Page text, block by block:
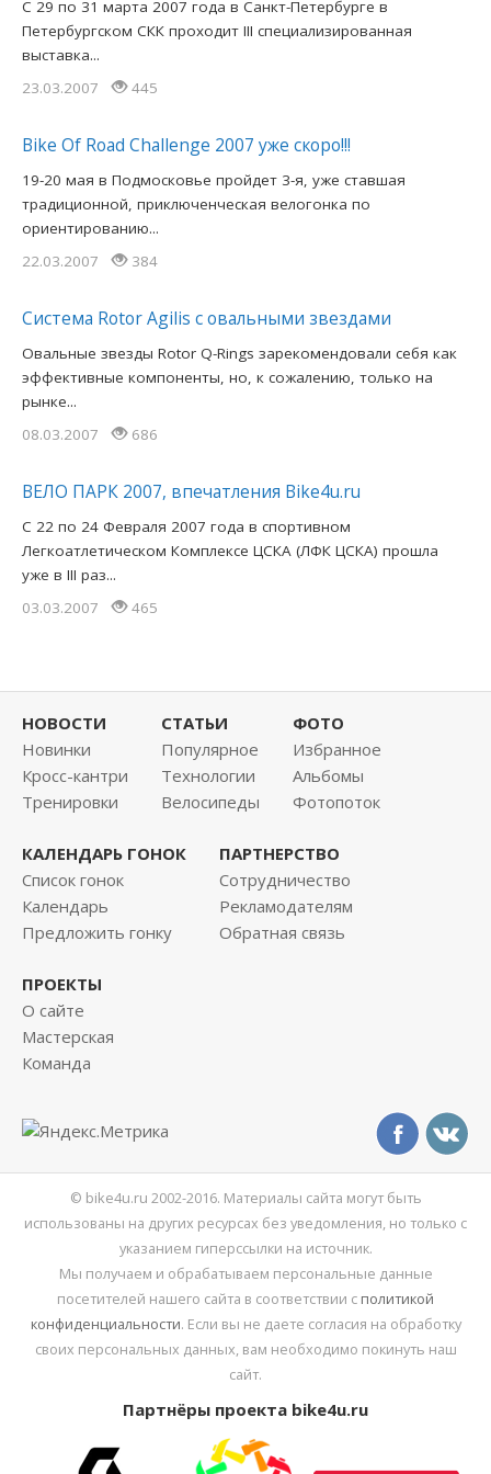
С 29 по 31 марта 2007 года в Санкт-Петербурге в
Петербургском СКК проходит III специализированная
выставка...
23.03.2007
445
Bike Of Road Challenge 2007 уже скоро!!!
19-20 мая в Подмосковье пройдет 3-я, уже ставшая
традиционной, приключенческая велогонка по
ориентированию...
22.03.2007
384
Система Rotor Agilis с овальными звездами
Овальные звезды Rotor Q-Rings зарекомендовали себя как
эффективные компоненты, но, к сожалению, только на
рынке...
08.03.2007
686
ВЕЛО ПАРК 2007, впечатления Bike4u.ru
С 22 по 24 Февраля 2007 года в спортивном
Легкоатлетическом Комплексе ЦСКА (ЛФК ЦСКА) прошла
уже в III раз...
03.03.2007
465
НОВОСТИ
Новинки
Кросс-кантри
Тренировки
СТАТЬИ
Популярное
Технологии
Велосипеды
ФОТО
Избранное
Альбомы
Фотопоток
КАЛЕНДАРЬ ГОНОК
Список гонок
Календарь
Предложить гонку
ПАРТНЕРСТВО
Сотрудничество
Рекламодателям
Обратная связь
ПРОЕКТЫ
О сайте
Мастерская
Команда
© bike4u.ru 2002-2016. Материалы сайта могут быть
использованы на других ресурсах без уведомления, но только с
указанием гиперссылки на источник.
Мы получаем и обрабатываем персональные данные
посетителей нашего сайта в соответствии с политикой
конфиденциальности. Если вы не даете согласия на обработку
своих персональных данных, вам необходимо покинуть наш
сайт.
Партнёры проекта bike4u.ru